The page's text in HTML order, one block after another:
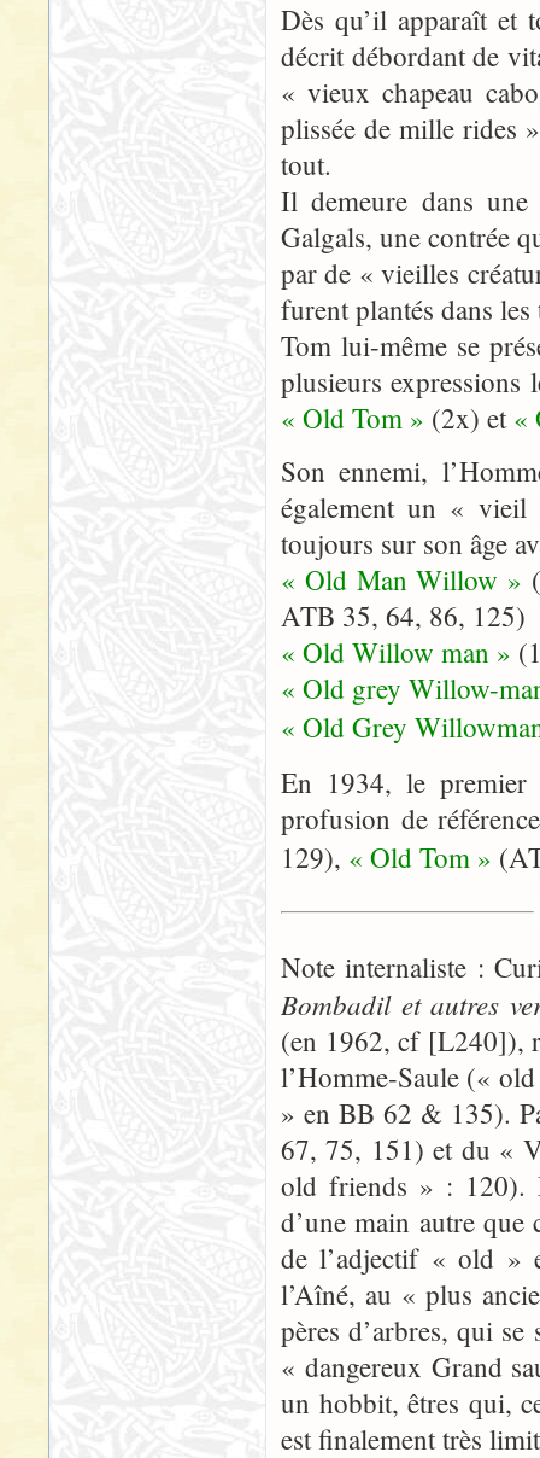
Dès qu’il apparaît et
décrit débordant de
« vieux chapeau
plissée de mille rides
tout.
Il demeure dans
Galgals, une contrée
par de « vieilles
furent plantés dans
Tom lui-même se
plusieurs
« Old Tom » (2x) et «
Son ennemi,
également un « vieil
toujours sur son âge
« Old Man Willow »
ATB 35, 64, 86, 125)
« Old Willow man »
« Old grey Willow-
« Old Grey
En 1934, le premier
profusion de
129), « Old Tom »
Note internaliste :
Bombadil et autres
(en 1962, cf [L240]),
l’Homme-Saule («
» en BB 62 & 135).
67, 75, 151) et du «
old friends » : 120).
d’une main autre
de l’adjectif « old »
l’Aîné, au « plus
pères d’arbres, qui
« dangereux Grand
un hobbit, êtres qui,
est finalement très